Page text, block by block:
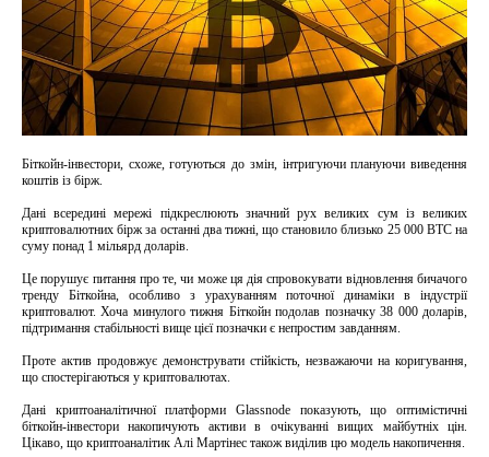
Біткойн-інвестори, схоже, готуються до змін, інтригуючи плануючи виведення
коштів із бірж.
Дані всередині мережі підкреслюють значний рух великих сум із великих
криптовалютних бірж за останні два тижні, що становило близько 25 000 BTC на
суму понад 1 мільярд доларів.
Це порушує питання про те, чи може ця дія спровокувати відновлення бичачого
тренду Біткойна, особливо з урахуванням поточної динаміки в індустрії
криптовалют. Хоча минулого тижня Біткойн подолав позначку 38 000 доларів,
підтримання стабільності вище цієї позначки є непростим завданням.
Проте актив продовжує демонструвати стійкість, незважаючи на коригування,
що спостерігаються у криптовалютах.
Дані криптоаналітичної платформи Glassnode показують, що оптимістичні
біткойн-інвестори накопичують активи в очікуванні вищих майбутніх цін.
Цікаво, що криптоаналітик Алі Мартінес також виділив цю модель накопичення.